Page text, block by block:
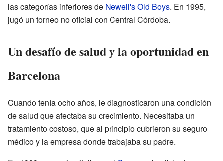
las categorías inferiores de Newell's Old Boys. En 1995,
jugó un torneo no oficial con Central Córdoba.
Un desafío de salud y la oportunidad en
Barcelona
Cuando tenía ocho años, le diagnosticaron una condición
de salud que afectaba su crecimiento. Necesitaba un
tratamiento costoso, que al principio cubrieron su seguro
médico y la empresa donde trabajaba su padre.